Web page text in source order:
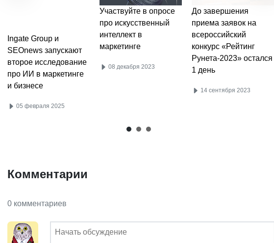
второе исследование
про ИИ в маркетинге
05 февраля 2025
Участвуйте в опросе
про искусственный
интеллект в
маркетинге
08 декабря 2023
До завершения
приема заявок на
всероссийский
конкурс «Рейтинг
Рунета-2023» остался
1 день
14 сентября 2023
Комментарии
0 комментариев